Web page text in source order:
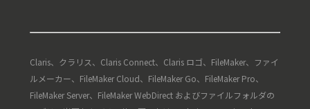
Claris、クラリス、Claris Connect、Claris ロゴ、FileMaker、ファイ
ルメーカー、FileMaker Cloud、FileMaker Go、FileMaker Pro、
FileMaker Server、FileMaker WebDirect およびファイルフォルダの